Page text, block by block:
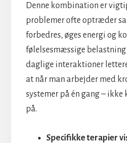
Denne kombination er
problemer ofte optræder
forbedres, øges energi og
følelsesmæssige belastning
daglige interaktioner
at når man arbejder med
systemer på én gang –
på.
Specifikke terapier